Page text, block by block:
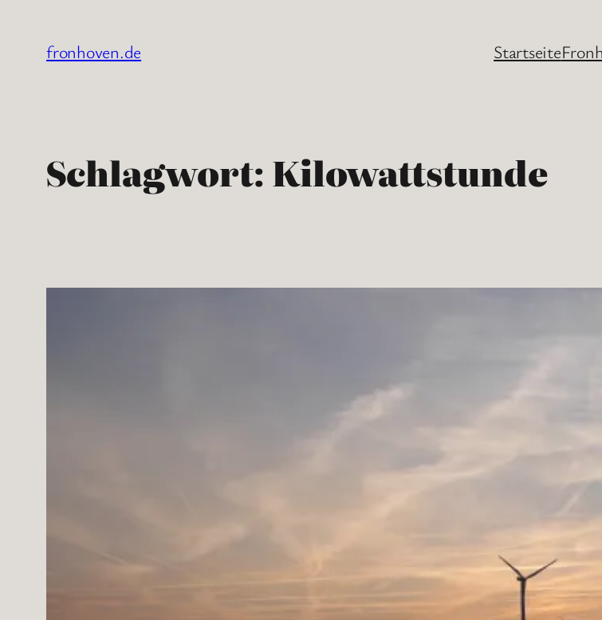
springen
fronhoven.de Startseite
Schlagwort:Kilowattstunde